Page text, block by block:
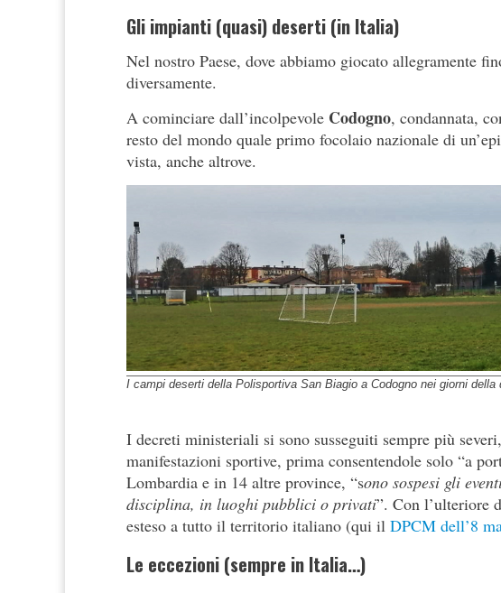
Gli impianti (quasi) deserti (in Italia)
Nel nostro Paese, dove abbiamo giocato allegramente
diversamente.
A cominciare dall’incolpevole Codogno, condannata,
resto del mondo quale primo focolaio nazionale di
vista, anche altrove.
I campi deserti della Polisportiva San Biagio a Codogno nei giorni della
I decreti ministeriali si sono susseguiti sempre più
manifestazioni sportive, prima consentendole solo “a
Lombardia e in 14 altre province, “sono sospesi gli
disciplina, in luoghi pubblici o privati”. Con l’ulteriore
esteso a tutto il territorio italiano (qui il DPCM dell’8
Le eccezioni (sempre in Italia…)